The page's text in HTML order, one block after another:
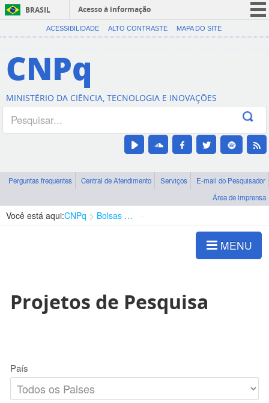
BRASIL
Acesso à informação
CORONAVÍRUS (COVID-19)
Canais
ACESSIBILIDADE ALTO CONTRASTE MAPA DO SITE
CNPq
MINISTÉRIO DA CIÊNCIA, TECNOLOGIA E INOVAÇÕES
Perguntas frequentes Central de Atendimento Serviços
E-mail do Pesquisador
Área de imprensa
Você está aqui:CNPq Bolsas e Auxílios Vigentes
MENU
Projetos de Pesquisa
País